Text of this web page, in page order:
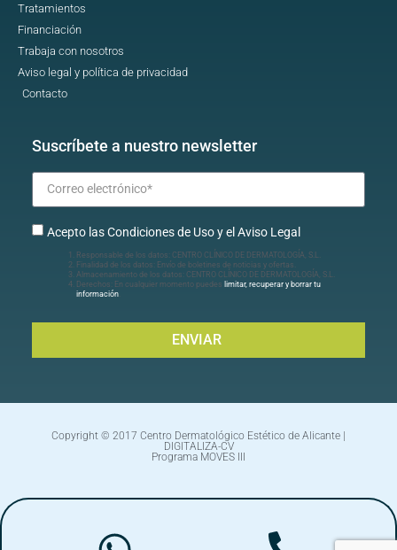
Tratamientos
Financiación
Trabaja con nosotros
Aviso legal y política de privacidad
Contacto
Suscríbete a nuestro newsletter
Acepto las Condiciones de Uso y el Aviso Legal
Responsable de los datos: CENTRO CLÍNICO DE DERMATOLOGÍA, S.L.
Finalidad de los datos: Envío de boletines de noticias y ofertas.
Almacenamiento de los datos: CENTRO CLÍNICO DE DERMATOLOGÍA, S.L.
Derechos: En cualquier momento puedes limitar, recuperar y borrar tu
información
ENVIAR
Copyright © 2017 Centro Dermatológico Estético de Alicante |
DIGITALIZA-CV
Programa MOVES III